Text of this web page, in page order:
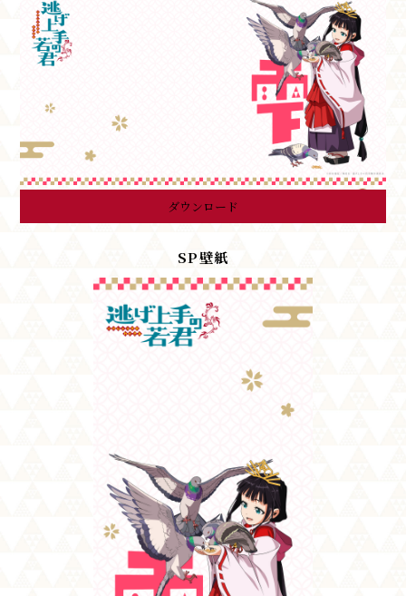
ダウンロード
SP壁紙